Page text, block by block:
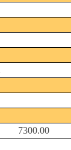
7300.00